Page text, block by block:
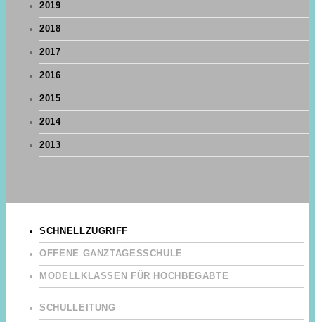
2019
2018
2017
2016
2015
2014
2013
SCHNELLZUGRIFF
OFFENE GANZTAGESSCHULE
MODELLKLASSEN FÜR HOCHBEGABTE
SCHULLEITUNG